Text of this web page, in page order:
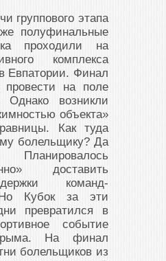
группового этапа
полуфинальные
проходили на
комплекса
Евпатории. Финал
провести на поле
возникли
объекта»
Как туда
болельщику? Да
доставить
команд-
Кубок за эти
превратился в
событие
На финал
болельщиков из